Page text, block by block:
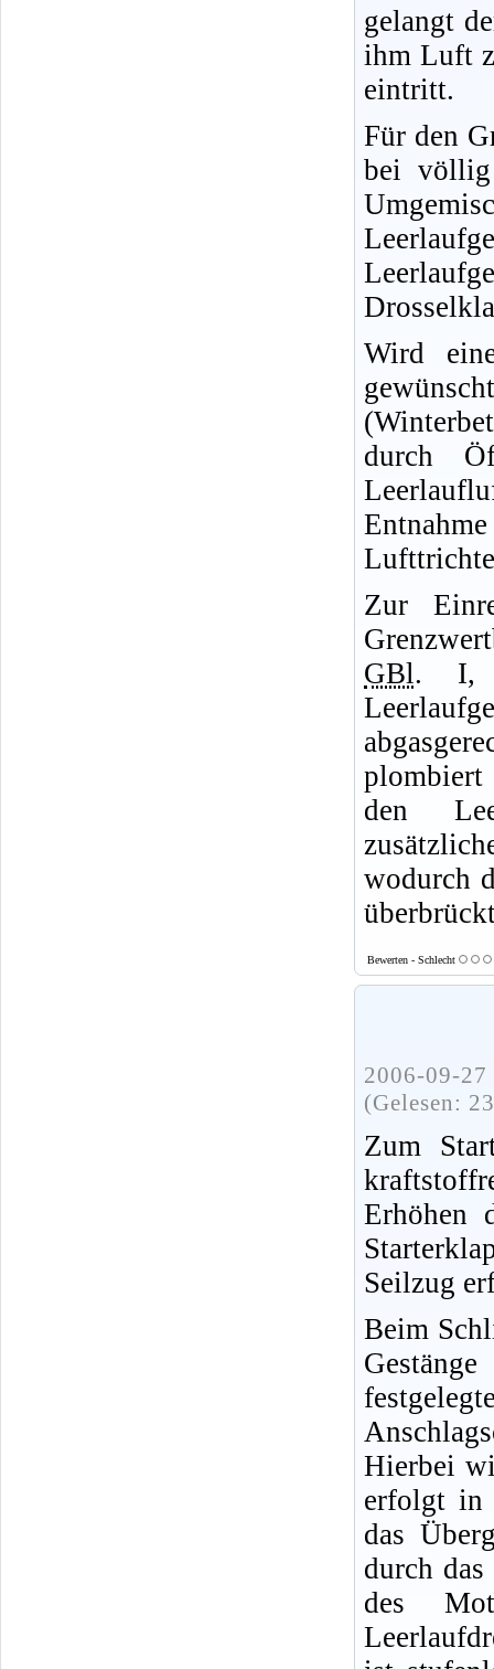
gelangt
ihm Luft
eintritt.
Für den
bei völlig
Wird
durch
Zur
GBl. I,
den
wodurch
Bewerten - Schlecht
2006-09-
(Gelesen:
Zum
Erhöhen
Seilzug
Beim
Hierbei
erfolgt in
das
durch
des